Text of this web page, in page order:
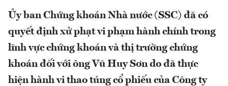
Ủy ban Chứng khoán Nhà nước (SSC) đã có
quyết định xử phạt vi phạm hành chính trong
lĩnh vực chứng khoán và thị trường chứng
khoán đối với ông Vũ Huy Sơn do đã thực
hiện hành vi thao túng cổ phiếu của Công ty